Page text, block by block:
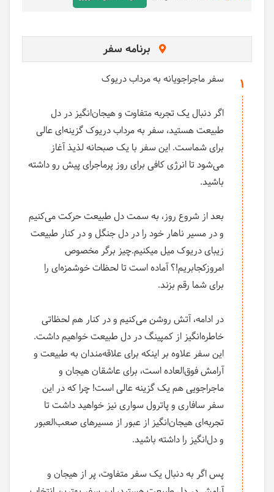
برنامه سفر
1 سفر ماجراجویانه به مرداب دریوک
اگر دنبال یک تجربه متفاوت و هیجان‌انگیز در دل
طبیعت هستید، سفر به مرداب دریوک گزینه‌ای عالی
برای شماست. این سفر با یک صبحانه لذیذ آغاز
می‌شود تا انرژی کافی برای روز پرماجرای پیش رو داشته
باشید.
بعد از شروع روز، به سمت دل طبیعت حرکت می‌کنیم
و در مسیر ناهار خود را در دل جنگل و در کنار طبیعت
زیبای دریوک میل میکنیم.چیز برگر مخصوص
امروزکجابریم!؟ آماده است تا لحظات خوشمزه‌ای را
برای شما رقم بزند.
در ادامه، آتش روشن می‌کنیم و در کنار هم لحظاتی
خاطره‌انگیز از کمپینگ در دل طبیعت خواهیم داشت.
این سفر علاوه بر اینکه برای علاقه‌مندان به طبیعت و
آرامش فوق‌العاده است، برای عاشقان هیجان و
ماجراجویی هم یک گزینه عالی است! چرا که در این
سفر سافاری و پاترول سواری نیز خواهید داشت تا
تجربه‌ای هیجان‌انگیز از عبور از مسیرهای صعب‌العبور
و دل‌انگیز را داشته باشید.
پس اگر به دنبال یک سفر متفاوت، پر از هیجان و